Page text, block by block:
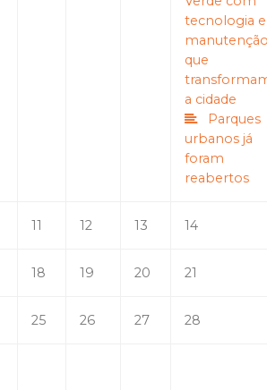
tecnologia e
que
a cidade
Parques
urbanos já
foram
reabertos
11 12 13 14
18 19 20 21
25 26 27 28